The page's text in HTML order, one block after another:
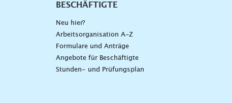
BESCHÄFTIGTE
Neu hier?
Arbeitsorganisation A-Z
Formulare und Anträge
Angebote für Beschäftigte
Stunden- und Prüfungsplan